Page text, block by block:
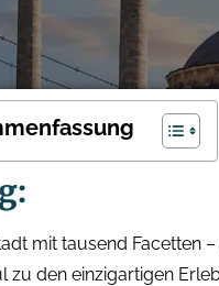
mit tausend Facetten
zu den einzigartigen